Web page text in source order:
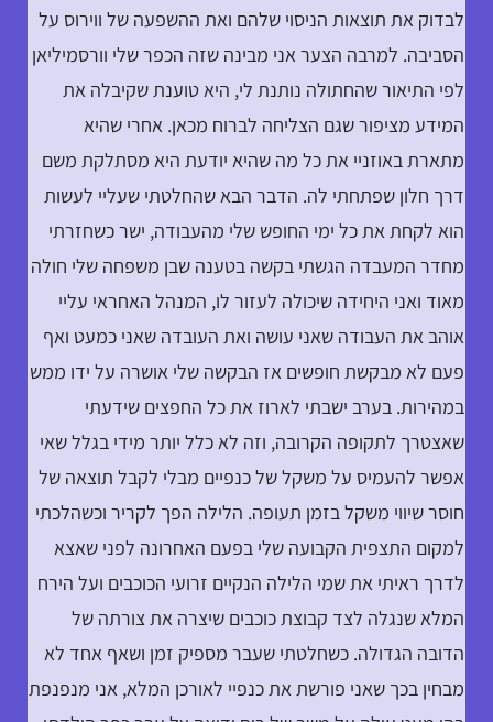
לבדוק את תוצאות הניסוי שלהם ואת ההשפעה של ווירוס על
הסביבה. למרבה הצער אני מבינה שזה הכפר שלי וורסמיליאן
לפי התיאור שהחתולה נותנת לי, היא טוענת שקיבלה את
המידע מציפור שגם הצליחה לברוח מכאן. אחרי שהיא
מתארת באוזניי את כל מה שהיא יודעת היא מסתלקת משם
דרך חלון שפתחתי לה. הדבר הבא שהחלטתי שעליי לעשות
הוא לקחת את כל ימי החופש שלי מהעבודה, ישר כשחזרתי
מחדר המעבדה הגשתי בקשה בטענה שבן משפחה שלי חולה
מאוד ואני היחידה שיכולה לעזור לו, המנהל האחראי עליי
אוהב את העבודה שאני עושה ואת העובדה שאני כמעט ואף
פעם לא מבקשת חופשים אז הבקשה שלי אושרה על ידו ממש
במהירות. בערב ישבתי לארוז את כל החפצים שידעתי
שאצטרך לתקופה הקרובה, וזה לא כלל יותר מידי בגלל שאי
אפשר להעמיס על משקל של כנפיים מבלי לקבל תוצאה של
חוסר שיווי משקל בזמן תעופה. הלילה הפך לקריר וכשהלכתי
למקום התצפית הקבועה שלי בפעם האחרונה לפני שאצא
לדרך ראיתי את שמי הלילה הנקיים זרועי הכוכבים ועל הירח
המלא שנגלה לצד קבוצת כוכבים שיצרה את צורתה של
הדובה הגדולה. כשחלטתי שעבר מספיק זמן ושאף אחד לא
מבחין בכך שאני פורשת את כנפיי לאורכן המלא, אני מנפנפת